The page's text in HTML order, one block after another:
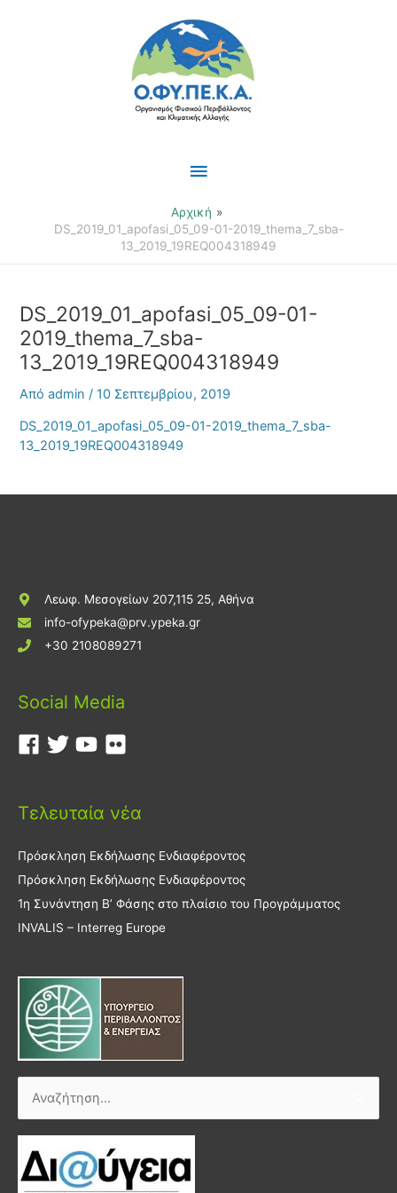
Κύριο
Μενού
Αρχική
DS_2019_01_apofasi_05_09-01-2019_thema_7_sba-
13_2019_19REQ004318949
DS_2019_01_apofasi_05_09-01-
2019_thema_7_sba-
13_2019_19REQ004318949
Απόadmin/10 Σεπτεμβρίου, 2019
DS_2019_01_apofasi_05_09-01-2019_thema_7_sba-
13_2019_19REQ004318949
Λεωφ. Μεσογείων 207,115 25, Αθήνα
info-ofypeka@prv.ypeka.gr
+30 2108089271
Social Media
Τελευταία νέα
Πρόσκληση Εκδήλωσης Ενδιαφέροντος
Πρόσκληση Εκδήλωσης Ενδιαφέροντος
1η Συνάντηση Β’ Φάσης στο πλαίσιο του Προγράμματος
INVALIS – Interreg Europe
Αναζήτηση